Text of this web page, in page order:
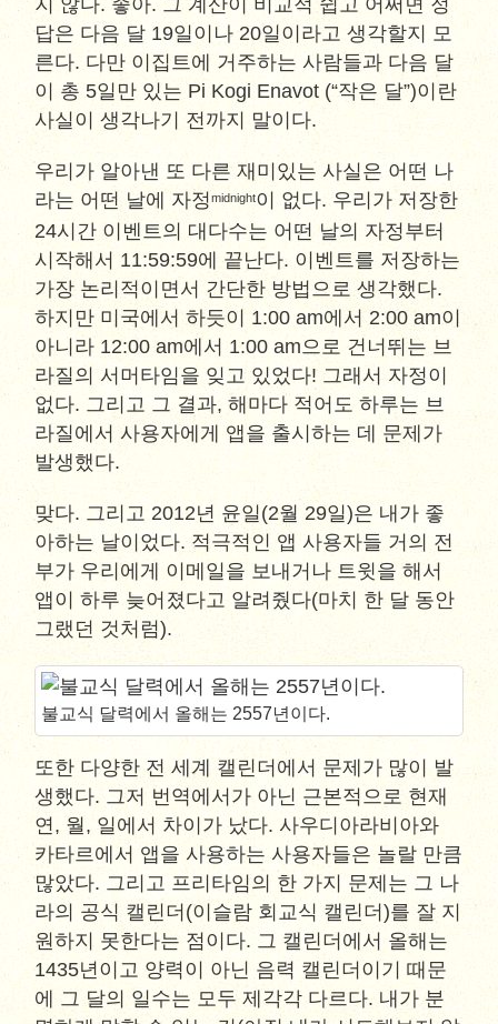
지 않다. 좋아. 그 계산이 비교적 쉽고 어쩌면 정
답은 다음 달 19일이나 20일이라고 생각할지 모
른다. 다만 이집트에 거주하는 사람들과 다음 달
이 총 5일만 있는 Pi Kogi Enavot (“작은 달”)이란
사실이 생각나기 전까지 말이다.
우리가 알아낸 또 다른 재미있는 사실은 어떤 나
라는 어떤 날에 자정midnight이 없다. 우리가 저장한
24시간 이벤트의 대다수는 어떤 날의 자정부터
시작해서 11:59:59에 끝난다. 이벤트를 저장하는
가장 논리적이면서 간단한 방법으로 생각했다.
하지만 미국에서 하듯이 1:00 am에서 2:00 am이
아니라 12:00 am에서 1:00 am으로 건너뛰는 브
라질의 서머타임을 잊고 있었다! 그래서 자정이
없다. 그리고 그 결과, 해마다 적어도 하루는 브
라질에서 사용자에게 앱을 출시하는 데 문제가
발생했다.
맞다. 그리고 2012년 윤일(2월 29일)은 내가 좋
아하는 날이었다. 적극적인 앱 사용자들 거의 전
부가 우리에게 이메일을 보내거나 트윗을 해서
앱이 하루 늦어졌다고 알려줬다(마치 한 달 동안
그랬던 것처럼).
불교식 달력에서 올해는 2557년이다.
또한 다양한 전 세계 캘린더에서 문제가 많이 발
생했다. 그저 번역에서가 아닌 근본적으로 현재
연, 월, 일에서 차이가 났다. 사우디아라비아와
카타르에서 앱을 사용하는 사용자들은 놀랄 만큼
많았다. 그리고 프리타임의 한 가지 문제는 그 나
라의 공식 캘린더(이슬람 회교식 캘린더)를 잘 지
원하지 못한다는 점이다. 그 캘린더에서 올해는
1435년이고 양력이 아닌 음력 캘린더이기 때문
에 그 달의 일수는 모두 제각각 다르다. 내가 분